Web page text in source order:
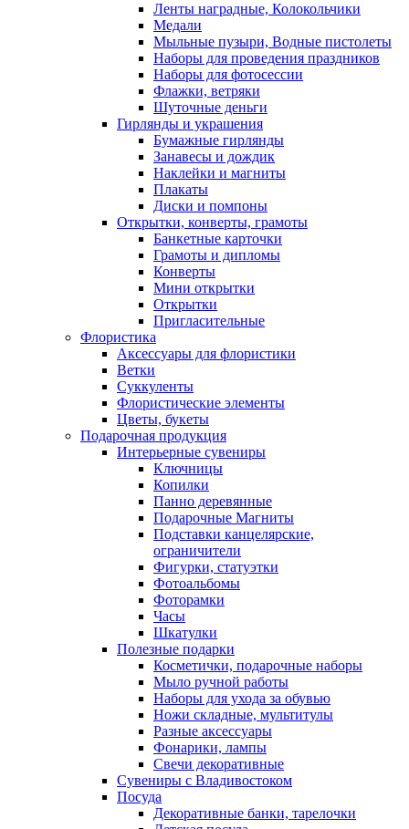
Ленты наградные, Колокольчики
Медали
Мыльные пузыри, Водные пистолеты
Наборы для проведения праздников
Наборы для фотосессии
Флажки, ветряки
Шуточные деньги
Гирлянды и украшения
Бумажные гирлянды
Занавесы и дождик
Наклейки и магниты
Плакаты
Диски и помпоны
Открытки, конверты, грамоты
Банкетные карточки
Грамоты и дипломы
Конверты
Мини открытки
Открытки
Пригласительные
Флористика
Аксессуары для флористики
Ветки
Суккуленты
Флористические элементы
Цветы, букеты
Подарочная продукция
Интерьерные сувениры
Ключницы
Копилки
Панно деревянные
Подарочные Магниты
Подставки канцелярские,
ограничители
Фигурки, статуэтки
Фотоальбомы
Фоторамки
Часы
Шкатулки
Полезные подарки
Косметички, подарочные наборы
Мыло ручной работы
Наборы для ухода за обувью
Ножи складные, мультитулы
Разные аксессуары
Фонарики, лампы
Свечи декоративные
Сувениры с Владивостоком
Посуда
Декоративные банки, тарелочки